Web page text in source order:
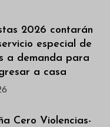
2026 contarán
especial de
a demanda para
a casa
Cero Violencias-